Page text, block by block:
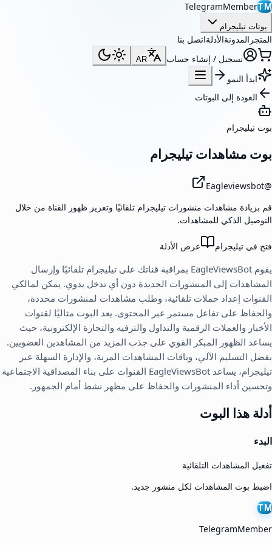
TM
TelegramMember
بوتات تيليجرام
المتجر المدونةالأدلةاتصل بنا
تسجيل / إنشاء حساب
AR
ابدأ النمو
العودة إلى البوتات
بوت تيليجرام
بوت مشاهدات تيليجرام
@
Eagleviewsbot
قم بزيادة مشاهدات منشورات تيليجرام تلقائيًا وتعزيز ظهور القناة من خلال
التوصيل الذكي للمشاهدات.
فتح في تيليجرام عرض الأدلة
يقوم EagleViewsBot بمراقبة قناتك على تيليجرام تلقائيًا وإرسال
المشاهدات إلى المنشورات الجديدة دون أي تدخل يدوي. يمكن لمالكي
القنوات إعداد حملات تلقائية، وطلب مشاهدات لمنشورات محددة،
والحفاظ على تفاعل مستمر عبر المحتوى. يعد البوت مثاليًا لقنوات
الأخبار والعملات الرقمية والتداول والترفيه والتجارة الإلكترونية، حيث
يساعد الظهور المبكر القوي على جذب المزيد من المشاهدين العضويين.
بفضل التسليم الآلي، وباقات المشاهدات المرنة، والإدارة السهلة عبر
تيليجرام، يساعد EagleViewsBot القنوات على بناء المصداقية الاجتماعية
وتحسين أداء المنشورات والحفاظ على مظهر نشط أمام الجمهور.
أدلة هذا البوت
البدء
تفعيل المشاهدات التلقائية
اضبط بوت المشاهدات لكل منشور جديد.
TM
TelegramMember